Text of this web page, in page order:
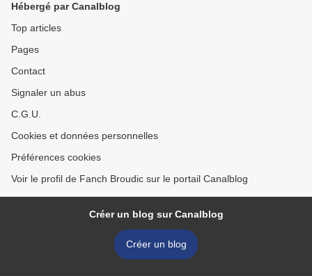
Hébergé par Canalblog
Top articles
Pages
Contact
Signaler un abus
C.G.U.
Cookies et données personnelles
Préférences cookies
Voir le profil de Fanch Broudic sur le portail Canalblog
Créer un blog sur Canalblog
Créer un blog